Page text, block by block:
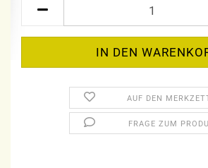
AUF DEN
FRAGE ZUM